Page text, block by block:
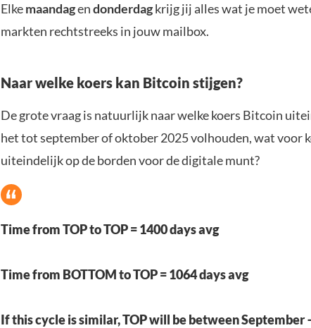
Elkemaandagendonderdagkrijg jij alles wat je moet
markten rechtstreeks in jouw mailbox.
Naar welke koers kan Bitcoin stijgen?
De grote vraag is natuurlijk naar welke koers Bitcoin
het tot september of oktober 2025 volhouden, wat voor
uiteindelijk op de borden voor de digitale munt?
Time from TOP to TOP = 1400 days avg
Time from BOTTOM to TOP = 1064 days avg
If this cycle is similar, TOP will be between September